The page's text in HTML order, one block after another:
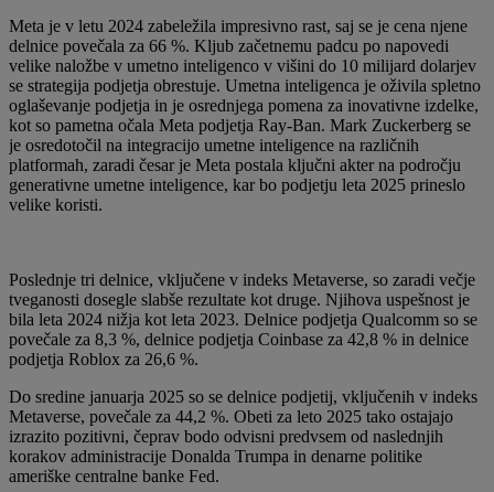
Meta je v letu 2024 zabeležila impresivno rast, saj se je cena njene
delnice povečala za 66 %. Kljub začetnemu padcu po napovedi
velike naložbe v umetno inteligenco v višini do 10 milijard dolarjev
se strategija podjetja obrestuje. Umetna inteligenca je oživila spletno
oglaševanje podjetja in je osrednjega pomena za inovativne izdelke,
kot so pametna očala Meta podjetja Ray-Ban. Mark Zuckerberg se
je osredotočil na integracijo umetne inteligence na različnih
platformah, zaradi česar je Meta postala ključni akter na področju
generativne umetne inteligence, kar bo podjetju leta 2025 prineslo
velike koristi.
Poslednje tri delnice, vključene v indeks Metaverse, so zaradi večje
tveganosti dosegle slabše rezultate kot druge. Njihova uspešnost je
bila leta 2024 nižja kot leta 2023. Delnice podjetja Qualcomm so se
povečale za 8,3 %, delnice podjetja Coinbase za 42,8 % in delnice
podjetja Roblox za 26,6 %.
Do sredine januarja 2025 so se delnice podjetij, vključenih v indeks
Metaverse, povečale za 44,2 %. Obeti za leto 2025 tako ostajajo
izrazito pozitivni, čeprav bodo odvisni predvsem od naslednjih
korakov administracije Donalda Trumpa in denarne politike
ameriške centralne banke Fed.